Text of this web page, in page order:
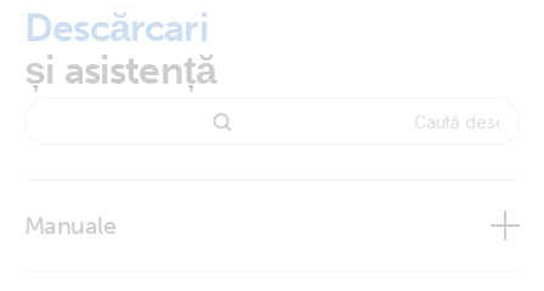
Descărcari
și asistență
Manuale